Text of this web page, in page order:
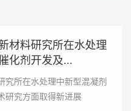
材料研究所在水处理
化剂开发及...
究所在水处理中新型混凝剂
研究方面取得新进展